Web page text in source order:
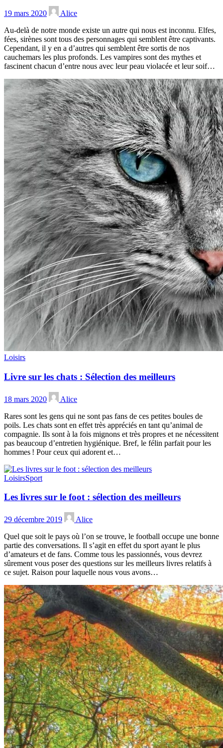
19 mars 2020
Alice
Au-delà de notre monde existe un autre qui nous est inconnu. Elfes,
fées, sirènes sont tous des personnages qui semblent être captivants.
Cependant, il y en a d’autres qui semblent être sortis de nos
cauchemars les plus profonds. Les vampires sont des mythes et
fascinent chacun d’entre nous avec leur peau violacée et leur soif…
Loisirs
Livre sur les chats : Sélection des meilleurs
18 mars 2020
Alice
Rares sont les gens qui ne sont pas fans de ces petites boules de
poils. Les chats sont en effet très appréciés en tant qu’animal de
compagnie. Ils sont à la fois mignons et très propres et ne nécessitent
pas beaucoup d’entretien hygiénique. Bref, le félin parfait pour les
hommes ! Pour ceux qui adorent et…
LoisirsSport
Les livres sur le foot : sélection des meilleurs
29 décembre 2019
Alice
Quel que soit le pays où l’on se trouve, le football occupe une bonne
partie des conversations. Il s’agit en effet du sport ayant le plus
d’amateurs et de fans. Comme tous les passionnés, vous devrez
sûrement vous poser des questions sur les meilleurs livres relatifs à
ce sujet. Raison pour laquelle nous vous avons…